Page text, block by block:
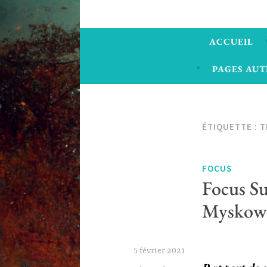
ACCUEIL
PAGES
ÉTIQUETTE :
FOCUS
Focus
5 février 2021